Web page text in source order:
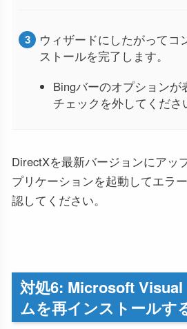
ウィザードにしたがってコ
ストールを完了します。
Bingバーのオプションが
チェックを外してくださ
DirectXを最新バージョンにアッ
プリケーションを起動してエラ
認してください。
対処6: Microsoft Visual
ムを再インストールす